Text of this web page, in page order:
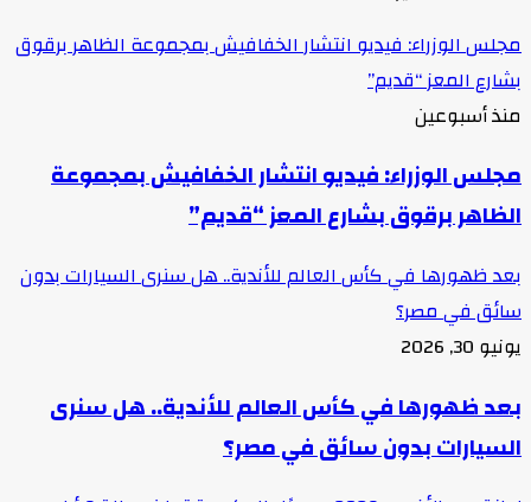
مجلس الوزراء: فيديو انتشار الخفافيش بمجموعة الظاهر برقوق
بشارع المعز “قديم”
منذ أسبوعين
مجلس الوزراء: فيديو انتشار الخفافيش بمجموعة
الظاهر برقوق بشارع المعز “قديم”
بعد ظهورها في كأس العالم للأندية.. هل سنرى السيارات بدون
سائق في مصر؟
يونيو 30, 2026
بعد ظهورها في كأس العالم للأندية.. هل سنرى
السيارات بدون سائق في مصر؟